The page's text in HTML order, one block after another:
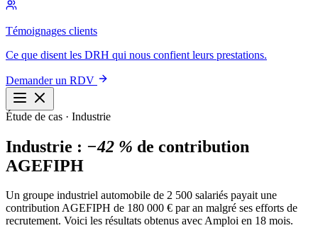
Témoignages clients
Ce que disent les DRH qui nous confient leurs prestations.
Demander un RDV
Étude de cas · Industrie
Industrie : −42 % de contribution
AGEFIPH
Un groupe industriel automobile de 2 500 salariés payait une
contribution AGEFIPH de 180 000 € par an malgré ses efforts de
recrutement. Voici les résultats obtenus avec Amploi en 18 mois.